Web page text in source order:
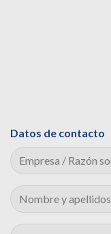
Datos de contacto